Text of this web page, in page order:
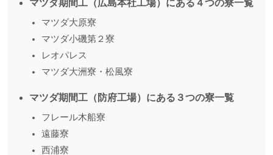
マツダ期間工（広島本社工場）にある４つの寮一覧
マツダ大原寮
マツダ小磯第２寮
レオパレス
マツダ大洲寮・松風寮
マツダ期間工（防府工場）にある３つの寮一覧
フレール木船寮
遠藤寮
西浦寮